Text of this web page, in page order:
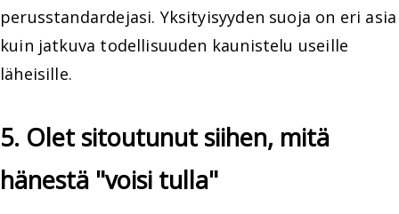
perusstandardejasi. Yksityisyyden suoja on eri asia
kuin jatkuva todellisuuden kaunistelu useille
läheisille.
5. Olet sitoutunut siihen, mitä
hänestä "voisi tulla"